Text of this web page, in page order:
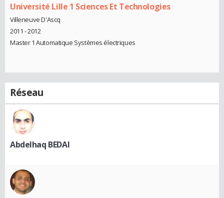
Université Lille 1 Sciences Et Technologies
Villeneuve D'Ascq
2011 - 2012
Master 1 Automatique Systèmes électriques
Réseau
Abdelhaq BEDAI